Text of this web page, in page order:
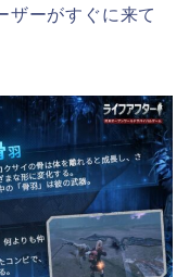
ザーがすぐに来て